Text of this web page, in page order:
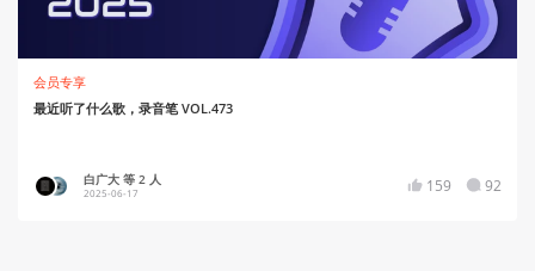
会员专享
最近听了什么歌，录音笔 VOL.473
白广大 等 2 人
2025-06-17 159 92